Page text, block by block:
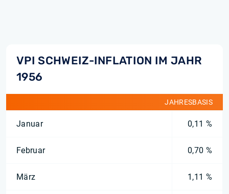
VPI SCHWEIZ-INFLATION IM JAHR
1956
JAHRESBASIS
Januar 0,11 %
Februar 0,70 %
März 1,11 %